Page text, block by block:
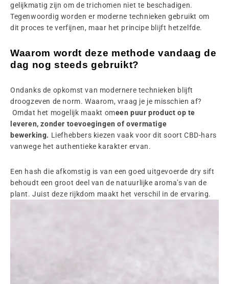
gelijkmatig zijn om de trichomen niet te beschadigen.
Tegenwoordig worden er moderne technieken gebruikt om
dit proces te verfijnen, maar het principe blijft hetzelfde.
Waarom wordt deze methode vandaag de
dag nog steeds gebruikt?
Ondanks de opkomst van modernere technieken blijft
droogzeven de norm. Waarom, vraag je je misschien af?
Omdat het mogelijk maakt omeen puur product op te
leveren, zonder toevoegingen of overmatige
bewerking. Liefhebbers kiezen vaak voor dit soort CBD-hars
vanwege het authentieke karakter ervan.
Een hash die afkomstig is van een goed uitgevoerde dry sift
behoudt een groot deel van de natuurlijke aroma’s van de
plant. Juist deze rijkdom maakt het verschil in de ervaring.